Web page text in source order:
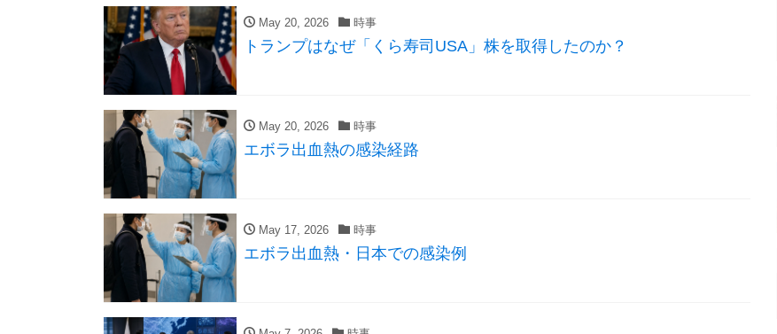
May 20, 2026 時事
トランプはなぜ「くら寿司USA」株を取得したのか？
May 20, 2026 時事
エボラ出血熱の感染経路
May 17, 2026 時事
エボラ出血熱・日本での感染例